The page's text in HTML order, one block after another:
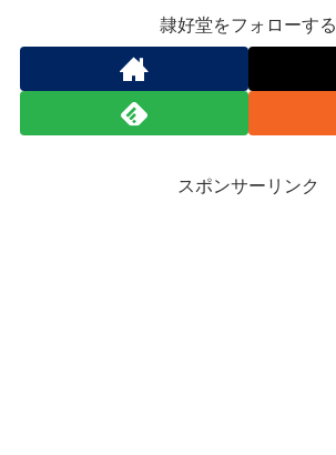
隷好堂をフォローする
スポンサーリンク